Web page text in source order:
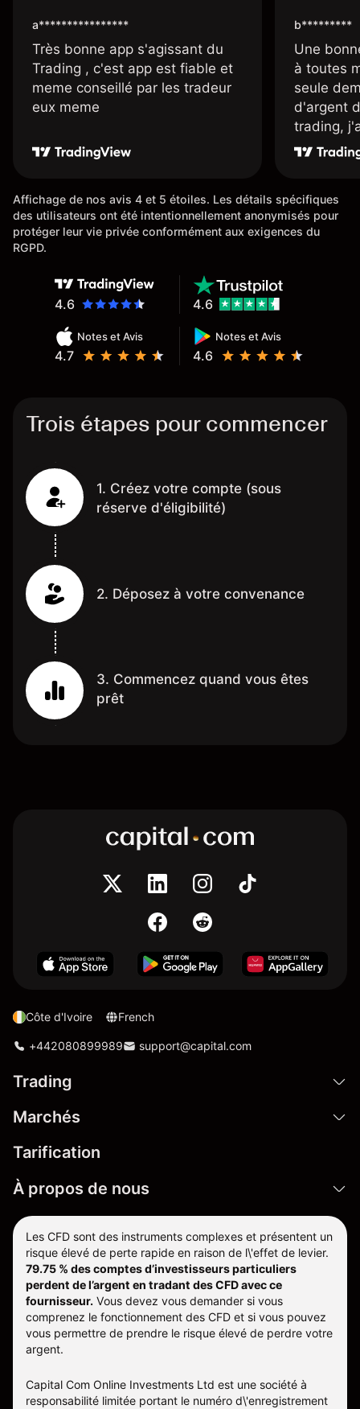
a****************
Très bonne app s'agissant du
Trading , c'est app est fiable et
meme conseillé par les tradeur
eux meme
b*********
Une
à toutes
seule
d'argent
trading,
une carte
Affichage de nos avis 4 et 5 étoiles. Les détails spécifiques
des utilisateurs ont été intentionnellement anonymisés pour
protéger leur vie privée conformément aux exigences du
RGPD.
4.6
Notes et Avis
4.7
Notes et Avis
4.6
4.6
Trois étapes pour commencer
1. Créez votre compte (sous
réserve d'éligibilité)
2. Déposez à votre convenance
3. Commencez quand vous êtes
prêt
Côte d'Ivoire French
+442080899989 support@capital.com
Trading
Marchés
Tarification
À propos de nous
Les CFD sont des instruments complexes et présentent un
risque élevé de perte rapide en raison de l\'effet de levier.
79.75 % des comptes d’investisseurs particuliers
perdent de l’argent en tradant des CFD avec ce
fournisseur. Vous devez vous demander si vous
comprenez le fonctionnement des CFD et si vous pouvez
vous permettre de prendre le risque élevé de perdre votre
argent.
Capital Com Online Investments Ltd est une société à
responsabilité limitée portant le numéro d\'enregistrement